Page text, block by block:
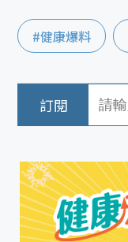
#健康爆料